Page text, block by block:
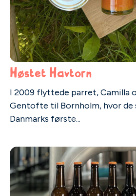
Høstet Havtorn
I 2009 flyttede parret, Camilla
Gentofte til Bornholm, hvor de
Danmarks første...